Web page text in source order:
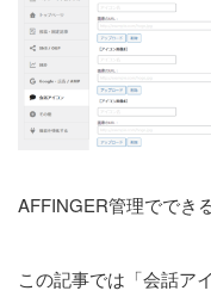
AFFINGER管理ででき
この記事では「会話ア